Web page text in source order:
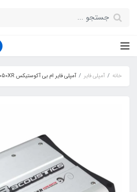
خانه آمپلی فایر آمپلی فایر ام بی آکوستیکس MBA-1050XR